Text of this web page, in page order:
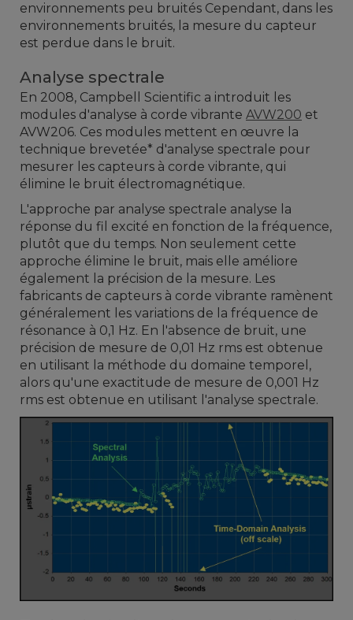
environnements peu bruités Cependant, dans les
environnements bruités, la mesure du capteur
est perdue dans le bruit.
Analyse spectrale
En 2008, Campbell Scientific a introduit les
modules d'analyse à corde vibrante AVW200 et
AVW206. Ces modules mettent en œuvre la
technique brevetée* d'analyse spectrale pour
mesurer les capteurs à corde vibrante, qui
élimine le bruit électromagnétique.
L'approche par analyse spectrale analyse la
réponse du fil excité en fonction de la fréquence,
plutôt que du temps. Non seulement cette
approche élimine le bruit, mais elle améliore
également la précision de la mesure. Les
fabricants de capteurs à corde vibrante ramènent
généralement les variations de la fréquence de
résonance à 0,1 Hz. En l'absence de bruit, une
précision de mesure de 0,01 Hz rms est obtenue
en utilisant la méthode du domaine temporel,
alors qu'une exactitude de mesure de 0,001 Hz
rms est obtenue en utilisant l'analyse spectrale.